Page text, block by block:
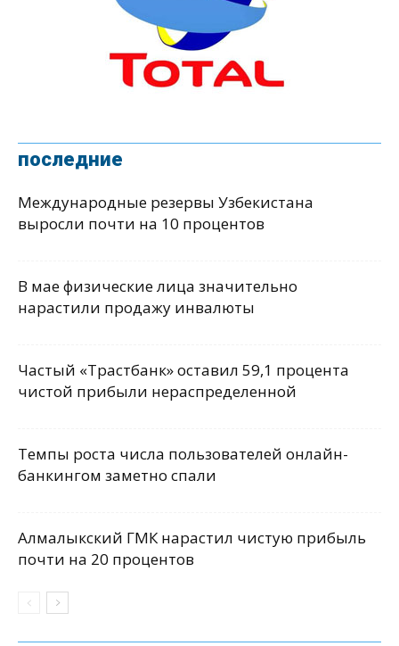
последние
Международные резервы Узбекистана
выросли почти на 10 процентов
В мае физические лица значительно
нарастили продажу инвалюты
Частый «Трастбанк» оставил 59,1 процента
чистой прибыли нераспределенной
Темпы роста числа пользователей онлайн-
банкингом заметно спали
Алмалыкский ГМК нарастил чистую прибыль
почти на 20 процентов